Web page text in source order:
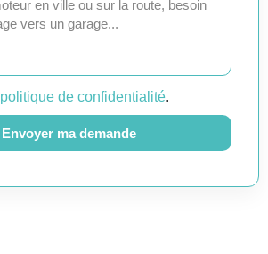
politique de confidentialité.
Envoyer ma demande